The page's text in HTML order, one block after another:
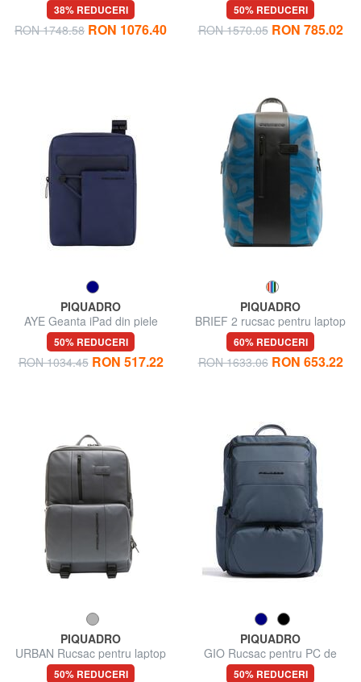
38% REDUCERI
RON 1748.58 RON 1076.40
50% REDUCERI
RON 1570.05 RON 785.02
PIQUADRO
AYE Geanta iPad din piele
50% REDUCERI
RON 1034.45 RON 517.22
PIQUADRO
BRIEF 2 rucsac pentru laptop
14"
60% REDUCERI
RON 1633.06 RON 653.22
PIQUADRO
URBAN Rucsac pentru laptop
de 15,6", din piele
50% REDUCERI
PIQUADRO
GIO Rucsac pentru PC de
15,6 inchi
50% REDUCERI